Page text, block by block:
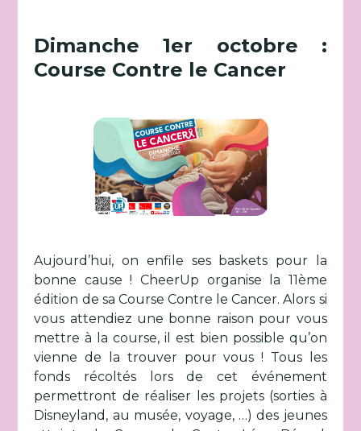
Dimanche 1er octobre :
Course Contre le Cancer
Aujourd’hui, on enfile ses baskets pour la
bonne cause ! CheerUp organise la 11ème
édition de sa Course Contre le Cancer. Alors si
vous attendiez une bonne raison pour vous
mettre à la course, il est bien possible qu’on
vienne de la trouver pour vous ! Tous les
fonds récoltés lors de cet événement
permettront de réaliser les projets (sorties à
Disneyland, au musée, voyage, …) des jeunes